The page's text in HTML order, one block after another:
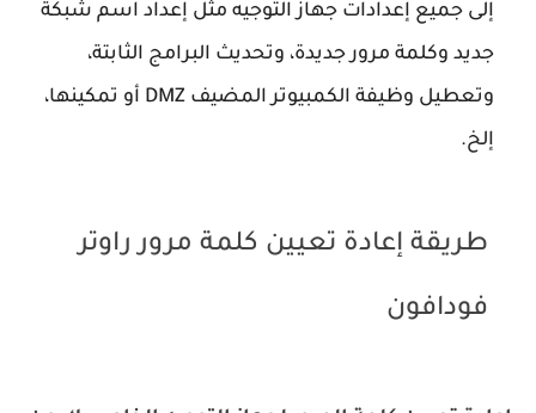
إلى جميع إعدادات جهاز التوجيه مثل إعداد اسم شبكة
جديد وكلمة مرور جديدة، وتحديث البرامج الثابتة،
وتعطيل وظيفة الكمبيوتر المضيف DMZ أو تمكينها،
إلخ.
طريقة إعادة تعيين كلمة مرور راوتر
فودافون